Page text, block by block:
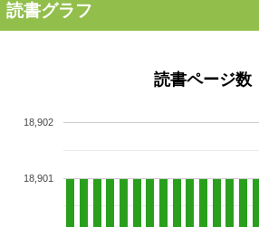
読書グラフ
読書ページ数
18,901
18,902